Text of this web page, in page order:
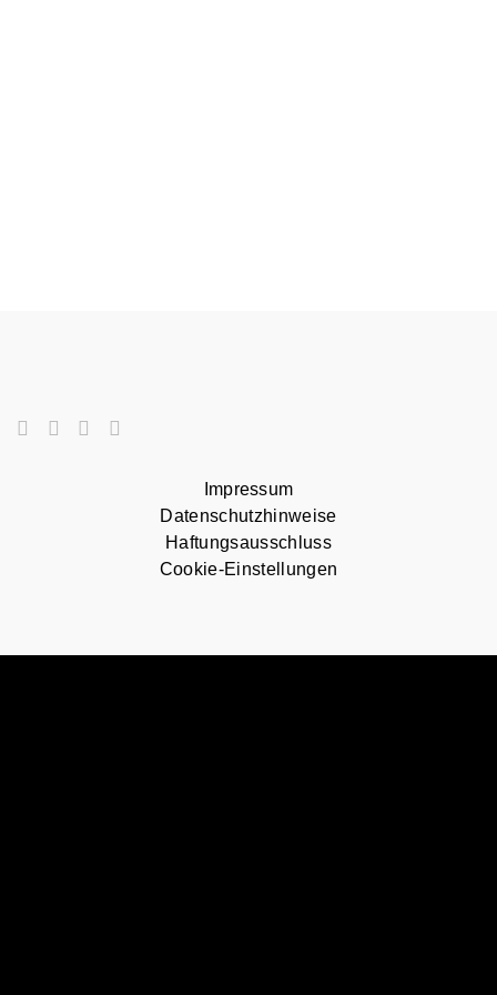
Impressum
Datenschutzhinweise
Haftungsausschluss
Cookie-Einstellungen